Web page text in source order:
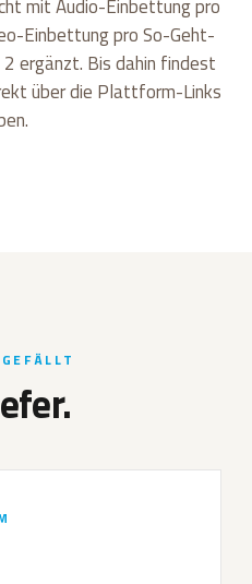
mit Audio-Einbettung pro
Einbettung pro So-Geht-
ergänzt. Bis dahin findest
über die Plattform-Links